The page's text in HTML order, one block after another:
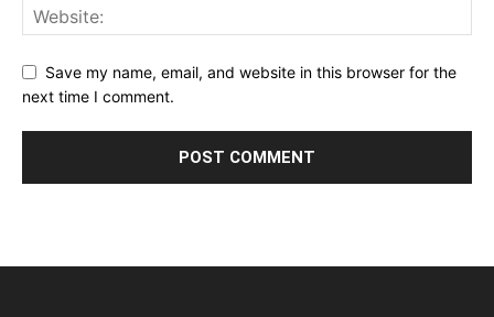
Save my name, email, and website in this browser for the
next time I comment.